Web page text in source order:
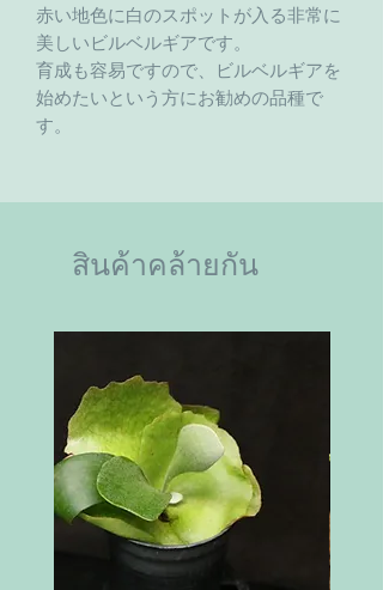
赤い地色に白のスポットが入る非常に
美しいビルベルギアです。
育成も容易ですので、ビルベルギアを
始めたいという方にお勧めの品種で
す。
สินค้าคล้ายกัน